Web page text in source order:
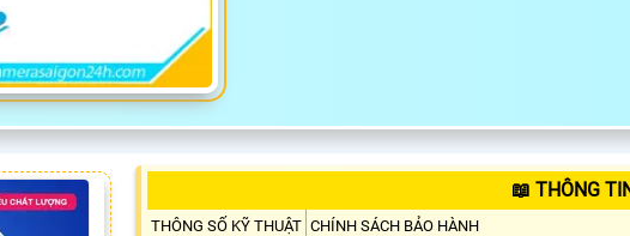
📖 THÔNG
THÔNG SỐ KỸ THUẬT CHÍNH SÁCH BẢO HÀNH